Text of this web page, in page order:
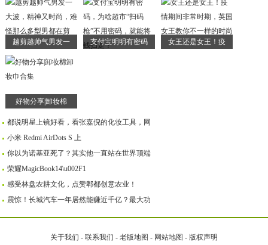
越剪越帅气男发一 支付宝明明有密码 女王还是女王！疫
好物分享|卸妆棉
都说明星上镜好看，看张嘉倪的化妆工具，网
小米 Redmi AirDots S 上
你以为诺基亚死了？其实他一直站在世界顶端
荣耀MagicBook14\u002F1
感受林盘农耕文化，点赞郫都创意农业！
震惊！长城汽车一年居然能赚近千亿？最大功
关于我们 - 联系我们 - 老版地图 - 网站地图 - 版权声明